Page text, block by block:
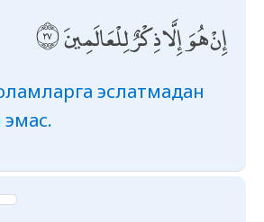
إِنْ هُوَ إِلَّا ذِكْرٌ لِلْعَالَمِينَ
эслатмадан
эмас.